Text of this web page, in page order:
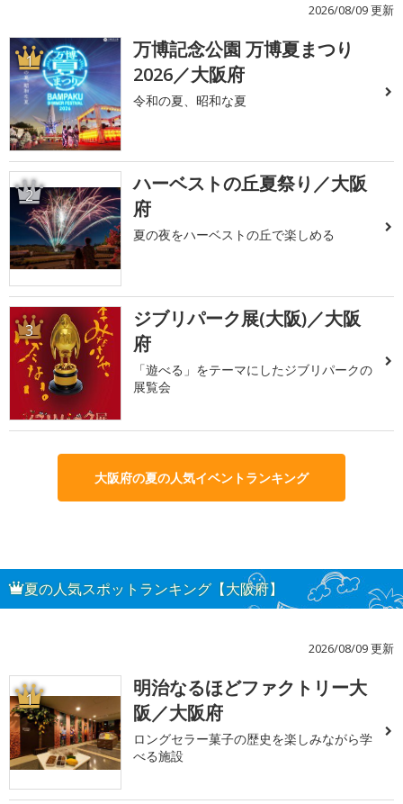
2026/08/09 更新
1
万博記念公園 万博夏まつり
2026／大阪府
令和の夏、昭和な夏
2
ハーベストの丘夏祭り／大阪
府
夏の夜をハーベストの丘で楽しめる
3
ジブリパーク展(大阪)／大阪
府
「遊べる」をテーマにしたジブリパークの
展覧会
大阪府の夏の人気イベントランキング
夏の人気スポットランキング【大阪府】
2026/08/09 更新
1
明治なるほどファクトリー大
阪／大阪府
ロングセラー菓子の歴史を楽しみながら学
べる施設